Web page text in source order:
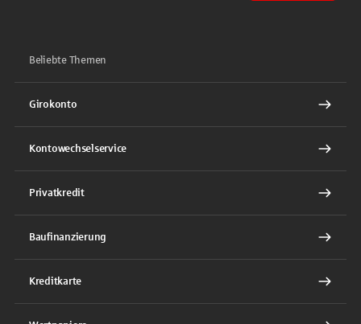
Beliebte Themen
Girokonto
Kontowechselservice
Privatkredit
Baufinanzierung
Kreditkarte